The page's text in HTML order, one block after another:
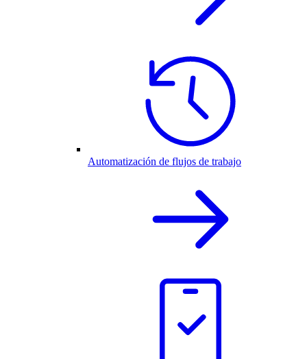
Automatización de flujos de trabajo